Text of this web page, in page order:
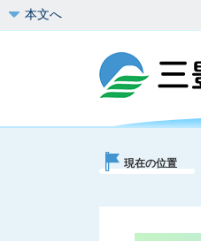
本文へ
現在の位置